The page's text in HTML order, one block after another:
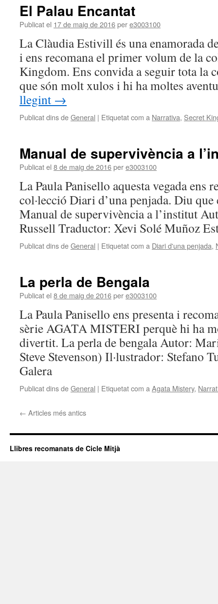
El Palau Encantat
Publicat el 17 de maig de 2016pere3003100
La Clàudia Estivill és una enamorada
i ens recomana el primer volum de la
Kingdom. Ens convida a seguir tota la
que són molt xulos i hi ha moltes
llegint →
Publicat dins deGeneral | Etiquetat com a Narrativa, Secret
Manual de supervivència a
Publicat el 8 de maig de 2016pere3003100
La Paula Panisello aquesta vegada ens
col·lecció Diari d’una penjada. Diu
Manual de supervivència a l’institut
Russell Traductor: Xevi Solé Muñoz
Publicat dins deGeneral | Etiquetat com a Diari d'una penjada,
La perla de Bengala
Publicat el 8 de maig de 2016pere3003100
La Paula Panisello ens presenta i
sèrie AGATA MISTERI perquè hi ha
divertit. La perla de bengala Autor:
Steve Stevenson) Il·lustrador: Stefano
Galera
Publicat dins deGeneral | Etiquetat com a Agata Mistery,
← Articles més antics
Llibres recomanats de Cicle Mitjà